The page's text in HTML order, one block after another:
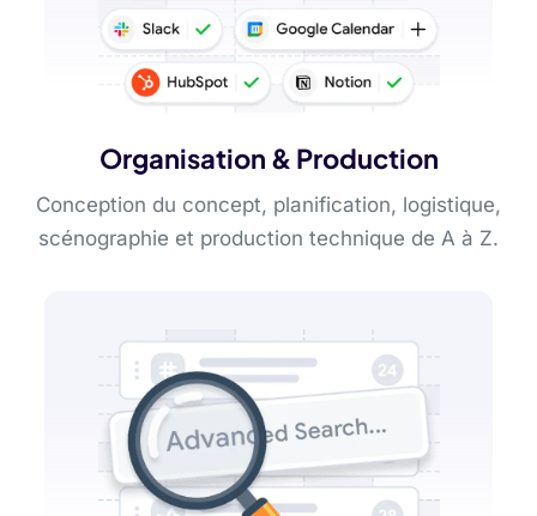
Organisation & Production
Conception du concept, planification, logistique,
scénographie et production technique de A à Z.